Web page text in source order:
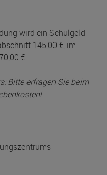
wird ein Schulgeld
145,00 €, im
€.
Bitte erfragen Sie beim